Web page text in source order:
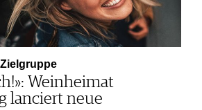
Weinheimat
lanciert neue